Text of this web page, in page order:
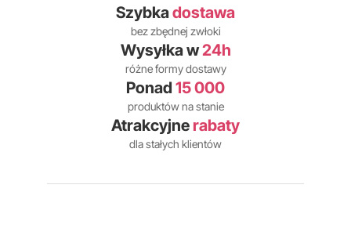
Szybkadostawa
bez zbędnej zwłoki
Wysyłka w24h
różne formy dostawy
Ponad 15 000
produktów na stanie
Atrakcyjne rabaty
dla stałych klientów